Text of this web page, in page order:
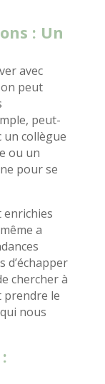
: Un
avec
peut
peut-
un collègue
ou un
pour se
enrichies
a
d’échapper
chercher à
prendre le
nous